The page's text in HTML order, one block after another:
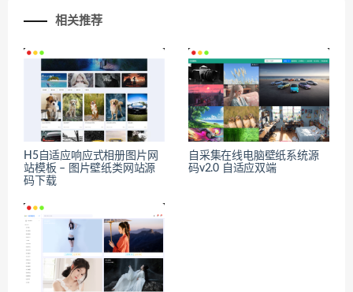
相关推荐
H5自适应响应式相册图片网
站模板 – 图片壁纸类网站源
码下载
自采集在线电脑壁纸系统源
码v2.0 自适应双端